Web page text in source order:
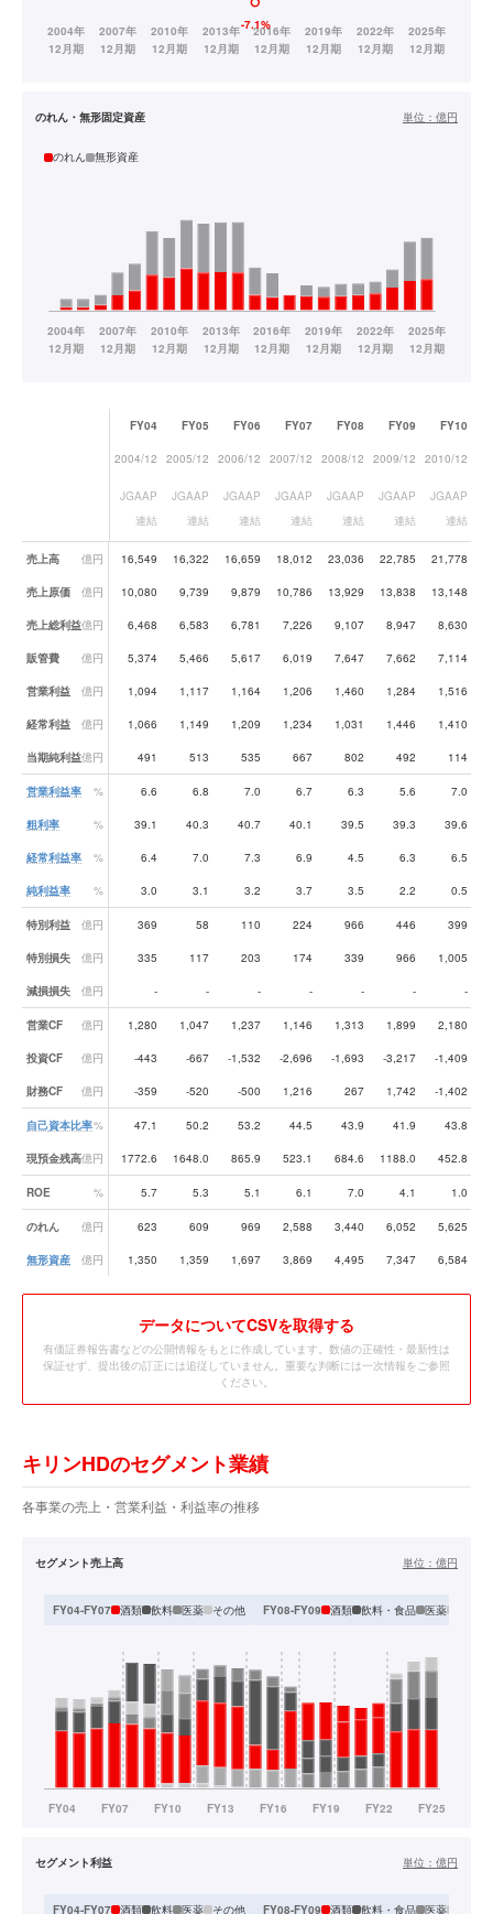
のれん・無形固定資産 単位： 億円
のれん 無形資産
業績データ一覧
FY04 FY05 FY06 FY07 FY08 FY09 FY10
2004/12 2005/12 2006/12 2007/12 2008/12 2009/12 2010/12
JGAAP
連結
JGAAP
連結
JGAAP
連結
JGAAP
連結
JGAAP
連結
JGAAP
連結
JGAAP
連結
売上高 億円 16,549 16,322 16,659 18,012 23,036 22,785 21,778
売上原価 億円 10,080 9,739 9,879 10,786 13,929 13,838 13,148
売上総利益億円 6,468 6,583 6,781 7,226 9,107 8,947 8,630
販管費 億円 5,374 5,466 5,617 6,019 7,647 7,662 7,114
営業利益 億円 1,094 1,117 1,164 1,206 1,460 1,284 1,516
経常利益 億円 1,066 1,149 1,209 1,234 1,031 1,446 1,410
当期純利益億円 491 513 535 667 802 492 114
営業利益率 % 6.6 6.8 7.0 6.7 6.3 5.6 7.0
粗利率 % 39.1 40.3 40.7 40.1 39.5 39.3 39.6
経常利益率 % 6.4 7.0 7.3 6.9 4.5 6.3 6.5
純利益率 % 3.0 3.1 3.2 3.7 3.5 2.2 0.5
特別利益 億円 369 58 110 224 966 446 399
特別損失 億円 335 117 203 174 339 966 1,005
減損損失 億円 - - - - - - -
営業CF 億円 1,280 1,047 1,237 1,146 1,313 1,899 2,180
投資CF 億円 -443 -667 -1,532 -2,696 -1,693 -3,217 -1,409
財務CF 億円 -359 -520 -500 1,216 267 1,742 -1,402
自己資本比率% 47.1 50.2 53.2 44.5 43.9 41.9 43.8
現預金残高億円 1772.6 1648.0 865.9 523.1 684.6 1188.0 452.8
ROE % 5.7 5.3 5.1 6.1 7.0 4.1 1.0
のれん 億円 623 609 969 2,588 3,440 6,052 5,625
無形資産 億円 1,350 1,359 1,697 3,869 4,495 7,347 6,584
データについてCSVを取得する
有価証券報告書などの公開情報をもとに作成しています。数値の正確性・最新性は
保証せず、提出後の訂正には追従していません。重要な判断には一次情報をご参照
ください。
キリンHDのセグメント業績
各事業の売上・営業利益・利益率の推移
セグメント売上高 単位： 億円
FY04-FY07 酒類 飲料 医薬 その他 FY08-FY09 酒類 飲料・食品 医薬
セグメント利益 単位： 億円
FY04-FY07 酒類 飲料 医薬 その他 FY08-FY09 酒類 飲料・食品 医薬